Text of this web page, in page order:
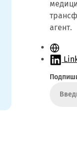
агент.
С
а
т